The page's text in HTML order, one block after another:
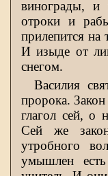
винограды,
отроки и
прилепится на
И изыде от
снегом.
Василия
пророка.
глагол сей, о
Сей же
утробного
умышлен